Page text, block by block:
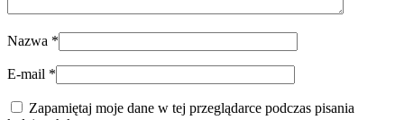
Nazwa *
E-mail *
Zapamiętaj moje dane w tej przeglądarce podczas pisania